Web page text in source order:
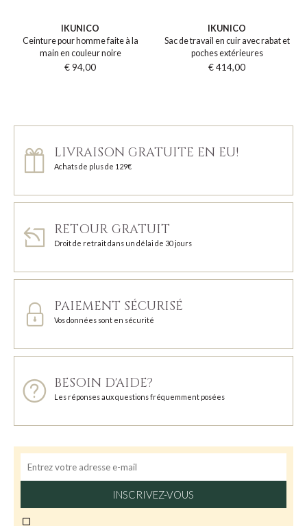
IKUNICO
Ceinture pour homme faite à la
main en couleur noire
€ 94,00
IKUNICO
Sac de travail en cuir avec rabat et
poches extérieures
€ 414,00
LIVRAISON GRATUITE EN EU!
Achats de plus de 129€
RETOUR GRATUIT
Droit de retrait dans un délai de 30 jours
PAIEMENT SÉCURISÉ
Vos données sont en sécurité
BESOIN D'AIDE?
Les réponses aux questions fréquemment posées
INSCRIVEZ-VOUS